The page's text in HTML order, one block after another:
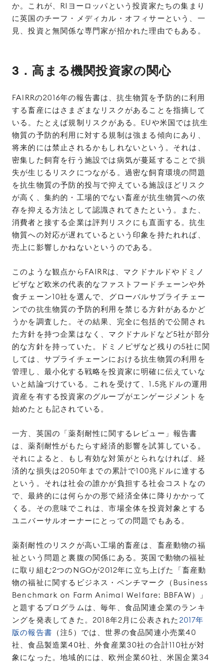
か。これが、RIヨーロッパという投資家たちの集まり
に英国のチーフ・メディカル・オフィサーという、一
見、投資と無関係な専門家が招かれた理由でもある。
3．高まる機関投資家の関心
FAIRRの2016年の報告書は、抗生物質を予防的に利用
する畜産にはさまざまなリスクがあることを指摘して
いる。たとえば規制リスクがある。EUや米国では抗生
物質の予防的利用に対する規制は強まる傾向にあり、
将来的には禁止されるかもしれないという。それは、
密集した飼育を行う施設では病気が蔓延することで損
失が生じるリスクにつながる。過密な飼育環境の問題
を抗生物質の予防的投与で抑えている施設ほどリスク
が高く、集約的・工場的でない畜産が抗生物質への依
存を抑える方法として認識されてきたという。また、
消費者と接する企業は評判リスクにも直面する。抗生
物質への対応が遅れているという印象を持たれれば、
売上に影響しかねないというのである。
このような観点からFAIRRは、マクドナルドやドミノ
ピザなど欧米の代表的なファストフードチェーンや外
食チェーン10社を選んで、グローバルサプライチェー
ンでの抗生物質の予防的利用を禁じる方針があるかど
うかを調査した。その結果、完全に包括的で公開され
た方針を持つ企業はなく、マクドナルドなど5社が部分
的な方針を持っていた。ドミノピザなど残りの5社に関
しては、サプライチェーンにおける抗生物質の利用を
管理し、最小化する戦略を投資家に明確に伝えていな
いと結論づけている。これを受けて、1.5兆ドルの運用
資産を有する投資家のグループがエンゲージメントを
始めたとも記されている。
一方、英国の「薬剤耐性に関するレビュー」報告書
は、薬剤耐性がもたらす経済的影響を試算している。
それによると、もし有効な対策がとられなければ、経
済的な損失は2050年までの累計で100兆ドルに達する
という。それは社会の誰かが負担する社会コストなの
で、最終的には何らかの形で経済全体に降りかかって
くる。その意味でこれは、市場全体を投資対象とする
ユニバーサルオーナーにとっての問題でもある。
薬剤耐性のリスクが高い工場的畜産は、畜産動物の福
祉という問題と裏腹の関係にある。英国で動物の福祉
に取り組む2つのNGOが2012年に立ち上げた「畜産動
物の福祉に関するビジネス・ベンチマーク（Business
Benchmark on Farm Animal Welfare: BBFAW）」
と題するプログラムは、毎年、食品関連企業のランキ
ングを発表してきた。2018年2月に公表された 2017年
版の報告書 （注5）では、世界の食品関連小売業40
社、食品製造業40社、外食産業30社の合計110社が対
象になった。地域的には、欧州企業60社、米国企業34